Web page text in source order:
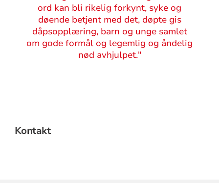
ord kan bli rikelig forkynt, syke og
døende betjent med det, døpte gis
dåpsopplæring, barn og unge samlet
om gode formål og legemlig og åndelig
nød avhjulpet."
Kontakt